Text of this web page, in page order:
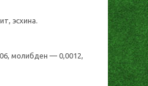
эсхина.
молибден — 0,0012,